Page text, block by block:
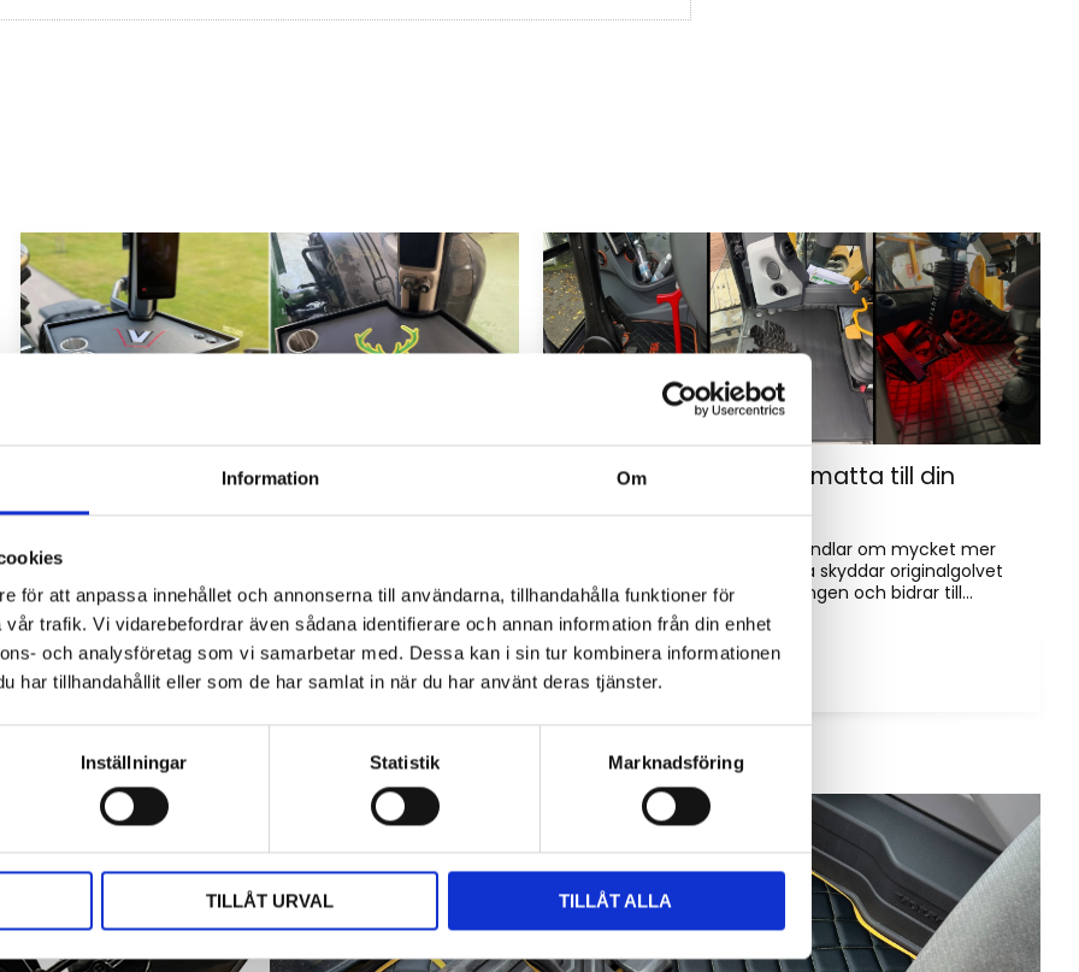
Information Om
för att anpassa innehållet och annonserna till användarna, tillhandahålla funktioner för
trafik. Vi vidarebefordrar även sådana identifierare och annan information från din enhet
och analysföretag som vi samarbetar med. Dessa kan i sin tur kombinera informationen
har tillhandahållit eller som de har samlat in när du har använt deras tjänster.
Inställningar Statistik Marknadsföring
TILLÅT URVAL TILLÅT ALLA
Hyttbord till traktorn, den lilla detaljen
som gör stor skillnad i vardagen
Traktorhytten är för många mer än bara en plats där
arbetet utförs. Det är kontoret, fikarummet och ibland
även lunchplatsen under långa arbetsdagar....
Hur väljer du rätt golvmatta till din
Golvmatta i maskinhytten handlar om mycket mer
än bara utseende. Rätt matta skyddar originalgolvet
mot slitage, förenklar rengöringen och bidrar till...